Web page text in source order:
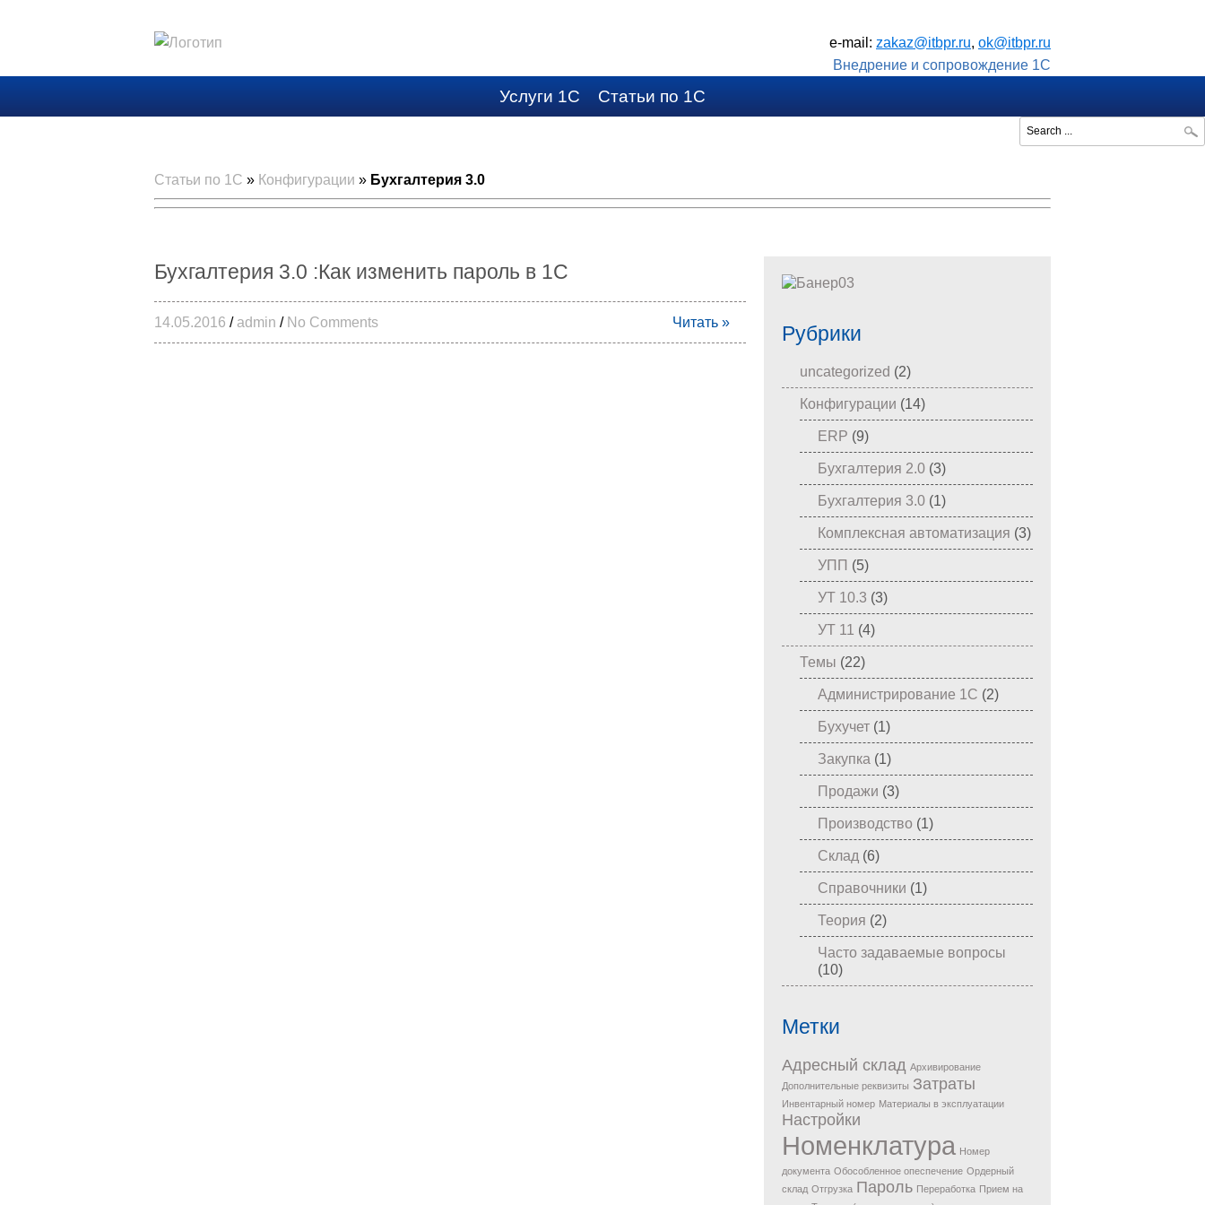
e-mail: zakaz@itbpr.ru, ok@itbpr.ru
Внедрение и сопровождение 1С
Услуги 1C Статьи по 1С
Search ...
Статьи по 1С » Конфигурации » Бухгалтерия 3.0
Бухгалтерия 3.0 :Как изменить пароль в 1С
14.05.2016 / admin / No Comments Читать » Рубрики
uncategorized (2)
Конфигурации (14)
ERP (9)
Бухгалтерия 2.0 (3)
Бухгалтерия 3.0 (1)
Комплексная автоматизация (3)
УПП (5)
УТ 10.3 (3)
УТ 11 (4)
Темы (22)
Администрирование 1С (2)
Бухучет (1)
Закупка (1)
Продажи (3)
Производство (1)
Склад (6)
Справочники (1)
Теория (2)
Часто задаваемые вопросы
(10)
Метки
Адресный склад Архивирование
Дополнительные реквизиты Затраты
Инвентарный номер Материалы в эксплуатации
Настройки
Номенклатура Номер
документа Обособленное опеспечение Ордерный
склад Отгрузка Пароль Переработка Прием на